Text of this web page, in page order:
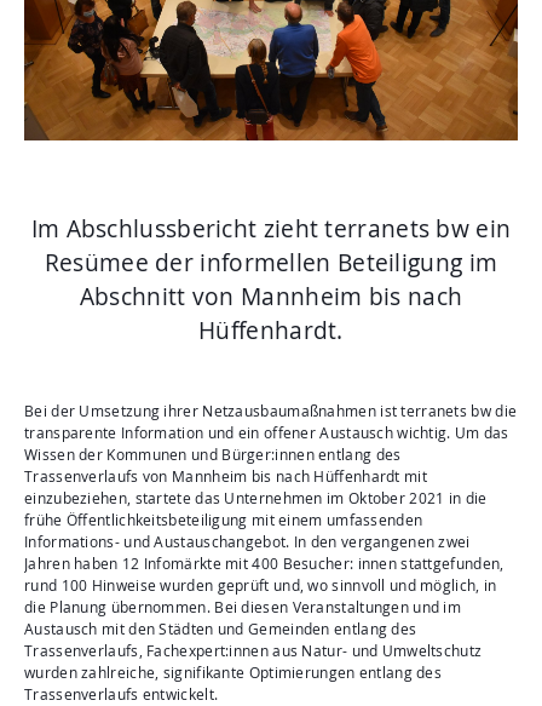
Aktuelles
Mediathek
Newsletter
Kontakt
Im Abschlussbericht zieht terranets bw ein
Resümee der informellen Beteiligung im
Abschnitt von Mannheim bis nach
Hüffenhardt.
Bei der Umsetzung ihrer Netzausbaumaßnahmen ist terranets bw die
transparente Information und ein offener Austausch wichtig. Um das
Wissen der Kommunen und Bürger:innen entlang des
Trassenverlaufs von Mannheim bis nach Hüffenhardt mit
einzubeziehen, startete das Unternehmen im Oktober 2021 in die
frühe Öffentlichkeitsbeteiligung mit einem umfassenden
Informations- und Austauschangebot. In den vergangenen zwei
Jahren haben 12 Infomärkte mit 400 Besucher: innen stattgefunden,
rund 100 Hinweise wurden geprüft und, wo sinnvoll und möglich, in
die Planung übernommen. Bei diesen Veranstaltungen und im
Austausch mit den Städten und Gemeinden entlang des
Trassenverlaufs, Fachexpert:innen aus Natur- und Umweltschutz
wurden zahlreiche, signifikante Optimierungen entlang des
Trassenverlaufs entwickelt.